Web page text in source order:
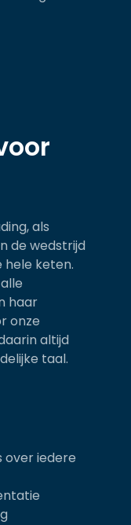
als
de wedstrijd
hele keten.
haar
onze
altijd
taal.
over iedere